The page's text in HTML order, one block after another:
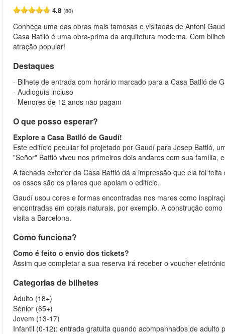
4.8 (80)
Conheça uma das obras mais famosas e visitadas de Antoni
Casa Batlló é uma obra-prima da arquitetura moderna. Com
atração popular!
Destaques
- Bilhete de entrada com horário marcado para a Casa Batlló de
- Audioguia incluso
- Menores de 12 anos não pagam
O que posso esperar?
Explore a Casa Batlló de Gaudí!
Este edifício peculiar foi projetado por Gaudí para Josep Battló,
"Señor" Battló viveu nos primeiros dois andares com sua
A fachada exterior da Casa Battló dá a impressão que ela foi
os ossos são os pilares que apoiam o edifício.
Gaudí usou cores e formas encontradas nos mares como
encontradas em corais naturais, por exemplo. A construção
visita a Barcelona.
Como funciona?
Como é feito o envio dos tickets?
Assim que completar a sua reserva irá receber o voucher
Categorias de bilhetes
Adulto (18+)
Sénior (65+)
Jovem (13-17)
Infantil (0-12): entrada gratuita quando acompanhados de adulto